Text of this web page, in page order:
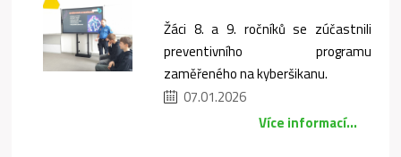
Žáci 8. a 9. ročníků se zúčastnili
preventivního programu
zaměřeného na kyberšikanu.
07.01.2026
Více informací...